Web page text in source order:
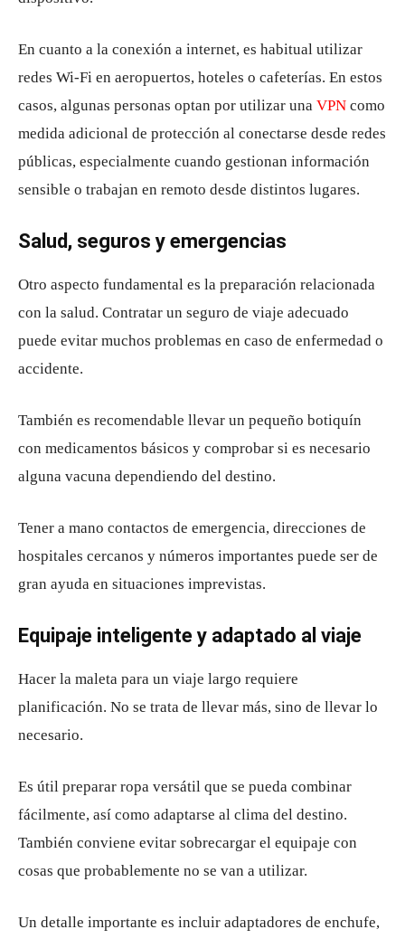
En cuanto a la conexión a internet, es habitual utilizar
redes Wi-Fi en aeropuertos, hoteles o cafeterías. En estos
casos, algunas personas optan por utilizar una VPN como
medida adicional de protección al conectarse desde redes
públicas, especialmente cuando gestionan información
sensible o trabajan en remoto desde distintos lugares.
Salud, seguros y emergencias
Otro aspecto fundamental es la preparación relacionada
con la salud. Contratar un seguro de viaje adecuado
puede evitar muchos problemas en caso de enfermedad o
accidente.
También es recomendable llevar un pequeño botiquín
con medicamentos básicos y comprobar si es necesario
alguna vacuna dependiendo del destino.
Tener a mano contactos de emergencia, direcciones de
hospitales cercanos y números importantes puede ser de
gran ayuda en situaciones imprevistas.
Equipaje inteligente y adaptado al viaje
Hacer la maleta para un viaje largo requiere
planificación. No se trata de llevar más, sino de llevar lo
necesario.
Es útil preparar ropa versátil que se pueda combinar
fácilmente, así como adaptarse al clima del destino.
También conviene evitar sobrecargar el equipaje con
cosas que probablemente no se van a utilizar.
Un detalle importante es incluir adaptadores de enchufe,